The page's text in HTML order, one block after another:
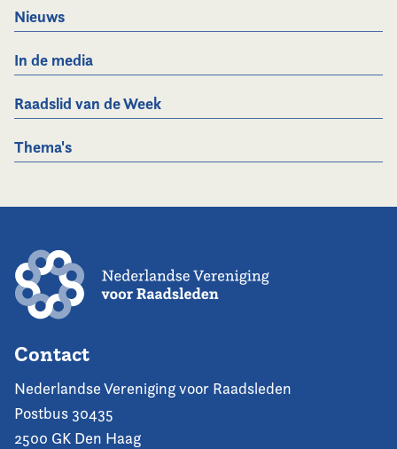
Nieuws
In de media
Raadslid van de Week
Thema's
Contact
Nederlandse Vereniging voor Raadsleden
Postbus 30435
2500 GK Den Haag